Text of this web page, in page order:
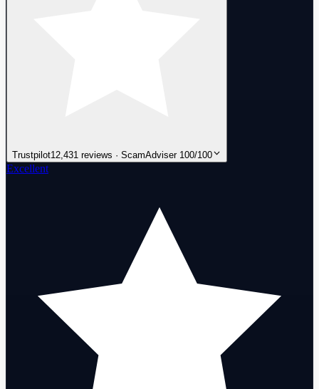
Trustpilot12,431 reviews · ScamAdviser 100/100
Excellent